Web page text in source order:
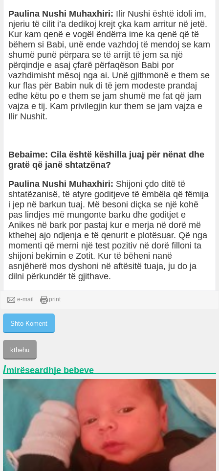
Paulina Nushi Muhaxhiri: Ilir Nushi është idoli im,
njeriu të cilit i’a dedikoj krejt çka kam arritur në jetë.
Kur kam qenë e vogël ëndërra ime ka qenë që të
bëhem si Babi, unë ende vazhdoj të mendoj se kam
shumë punë përpara se të arrijt të jem sa një
përqindje e asaj çfarë përfaqëson Babi por
vazhdimisht mësoj nga ai. Unë gjithmonë e them se
kur flas për Babin nuk di të jem modeste prandaj
edhe këtu po e them se jam shumë me fat që jam
vajza e tij. Kam privilegjin kur them se jam vajza e
Ilir Nushit.
Bebaime: Cila është këshilla juaj për nënat dhe
gratë që janë shtatzëna?
Paulina Nushi Muhaxhiri: Shijoni çdo ditë të
shtatëzanisë, të atyre goditjeve të ëmbëla që fëmija
i jep në barkun tuaj. Më besoni diçka se një kohë
pas lindjes më mungonte barku dhe goditjet e
Anikes në bark por pastaj kur e merja në dorë më
kthehej ajo ndjenja e të qenurit e plotësuar. Që nga
momenti që merni një test pozitiv në dorë filloni ta
shijoni bekimin e Zotit. Kur të bëheni nanë
asnjëherë mos dyshoni në aftësitë tuaja, ju do ja
dilni përkundër të gjithave.
e-mail print
/mirëseardhje bebeve